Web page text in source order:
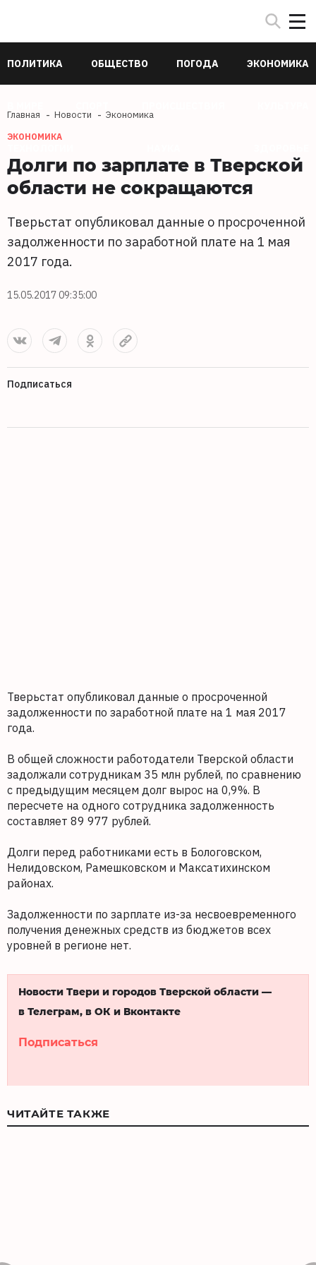
ПОЛИТИКА ОБЩЕСТВО ПОГОДА ЭКОНОМИКА
Главная Новости Экономика
ЭКОНОМИКА
Долги по зарплате в Тверской
области не сокращаются
Тверьстат опубликовал данные о просроченной
задолженности по заработной плате на 1 мая
2017 года.
15.05.2017 09:35:00
Подписаться
Тверьстат опубликовал данные о просроченной
задолженности по заработной плате на 1 мая 2017
года.
В общей сложности работодатели Тверской области
задолжали сотрудникам 35 млн рублей, по сравнению
с предыдущим месяцем долг вырос на 0,9%. В
пересчете на одного сотрудника задолженность
составляет 89 977 рублей.
Долги перед работниками есть в Бологовском,
Нелидовском, Рамешковском и Максатихинском
районах.
Задолженности по зарплате из-за несвоевременного
получения денежных средств из бюджетов всех
уровней в регионе нет.
Новости Твери и городов Тверской области —
в Телеграм, в ОК и Вконтакте
Подписаться
ЧИТАЙТЕ ТАКЖЕ